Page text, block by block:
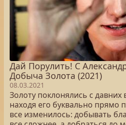
Дай Порулить! С
Добыча Золота (2021)
08.03.2021
Золоту поклонялись с
находя его буквально прямо
все изменилось: добывать